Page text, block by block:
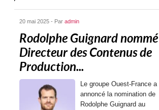
20 mai 2025 - Paradmin
Rodolphe Guignard nommé
Directeur des Contenus de
Production...
Le groupe Ouest-France a
annoncé la nomination de
Rodolphe Guignard au